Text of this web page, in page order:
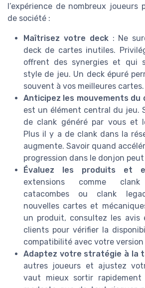
l’expérience de nombreux joueurs
de société :
Maîtrisez votre deck: Ne
deck de cartes inutiles.
offrent des synergies et qui
style de jeu. Un deck épuré
souvent à vos meilleures cartes.
Anticipez les mouvements du
est un élément central du jeu.
de clank généré par vous et
Plus il y a de clank dans la
augmente. Savoir quand
progression dans le donjon
Évaluez les produits et
extensions comme
catacombes ou clank
nouvelles cartes et
un produit, consultez les avis
clients pour vérifier la
compatibilité avec votre version
Adaptez votre stratégie à la
autres joueurs et ajustez
vaut mieux sortir